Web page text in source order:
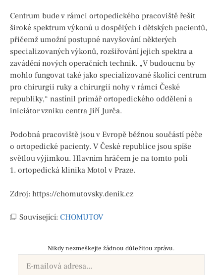
Centrum bude v rámci ortopedického pracoviště řešit
široké spektrum výkonů u dospělých i dětských pacientů,
přičemž umožní postupné navyšování některých
specializovaných výkonů, rozšiřování jejich spektra a
zavádění nových operačních technik. „V budoucnu by
mohlo fungovat také jako specializované školící centrum
pro chirurgii ruky a chirurgii nohy v rámci České
republiky,“ nastínil primář ortopedického oddělení a
iniciátor vzniku centra Jiří Jurča.
Podobná pracoviště jsou v Evropě běžnou součástí péče
o ortopedické pacienty. V České republice jsou spíše
světlou výjimkou. Hlavním hráčem je na tomto poli
1. ortopedická klinika Motol v Praze.
Zdroj: https://chomutovsky.denik.cz
Související: CHOMUTOV
Nikdy nezmeškejte žádnou důležitou zprávu.